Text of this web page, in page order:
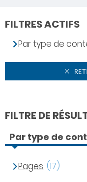
FILTRES ACTIFS
Par type de
FILTRE DE
Par type de
Pages (17)